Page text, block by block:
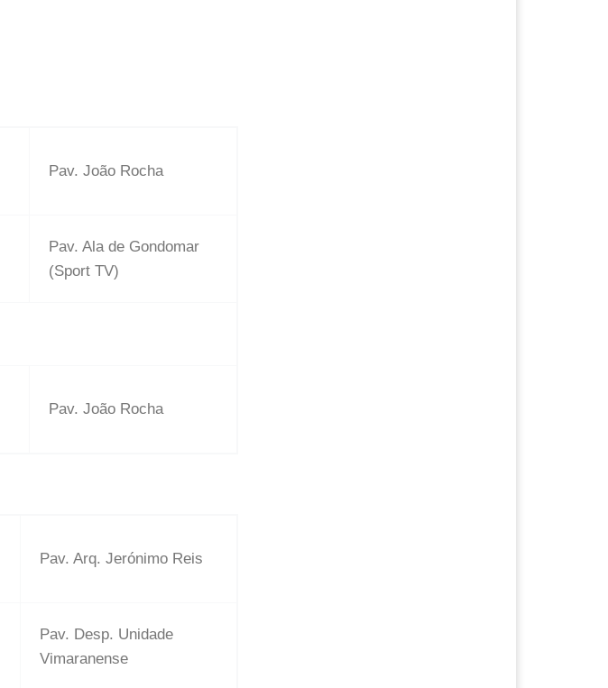
Pav. João Rocha
Pav. Ala de Gondomar
(Sport TV)
Pav. João Rocha
Pav. Arq. Jerónimo Reis
Pav. Desp. Unidade
Vimaranense